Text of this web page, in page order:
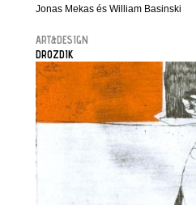
Jonas Mekas és William Basinski
ART&DESIGN
DROZDIK